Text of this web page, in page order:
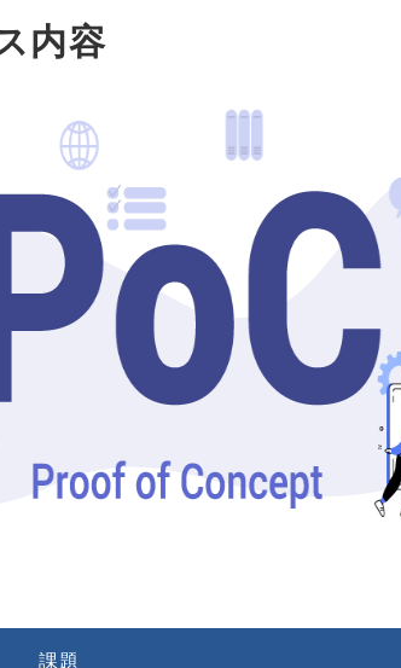
内容
課題